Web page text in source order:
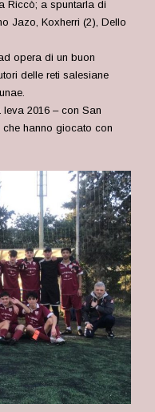
Riccò; a spuntarla di
Jazo, Koxherri (2), Dello
opera di un buon
delle reti salesiane
2016 – con San
hanno giocato con